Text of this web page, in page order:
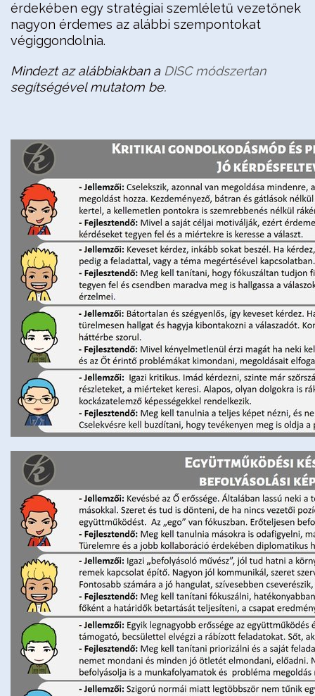
érdekében egy stratégiai szemléletű vezetőnek
nagyon érdemes az alábbi szempontokat
végiggondolnia.
Mindezt az alábbiakban a DISC módszertan
segítségével mutatom be.